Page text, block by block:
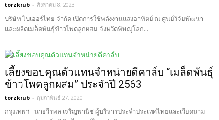
torzkrub - สิงหาคม 8, 2023
บริษัท ไบเออร์ไทย จำกัด เปิดการใช้พลังงานแสงอาทิตย์ ณ ศูนย์วิจัยพัฒนา
และผลิตเมล็ดพันธุ์ข้าวโพดลูกผสม จังหวัดพิษณุโลก...
เลี้ยงขอบคุณตัวแทนจำหน่ายดีคาล์บ “เมล็ดพันธุ์
ข้าวโพดลูกผสม” ประจำปี 2563
torzkrub - กุมภาพันธ์ 27, 2020
กรุงเทพฯ - นายวีรพล เจริญพานิช ผู้บริหารประจำประเทศไทยและเวียดนาม